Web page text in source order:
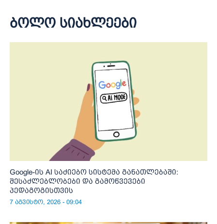
ბოლო სიახლეები
Google-ის AI საძიებო სისტემა განათლებაში:
შესაძლებლობები და გამოწვევები
პედაგოგისთვის
7 აგვისტო, 2026 - 09:04